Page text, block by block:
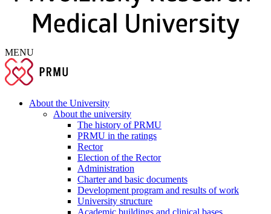
MENU
About the University
About the university
The history of PRMU
PRMU in the ratings
Rector
Election of the Rector
Administration
Charter and basic documents
Development program and results of work
University structure